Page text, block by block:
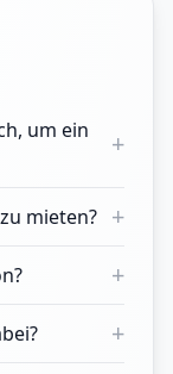
um ein
+
mieten? +
+
+